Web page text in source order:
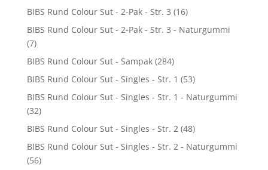
BIBS Rund Colour Sut - 2-Pak - Str. 3 (16)
BIBS Rund Colour Sut - 2-Pak - Str. 3 - Naturgummi
(7)
BIBS Rund Colour Sut - Sampak (284)
BIBS Rund Colour Sut - Singles - Str. 1 (53)
BIBS Rund Colour Sut - Singles - Str. 1 - Naturgummi
(32)
BIBS Rund Colour Sut - Singles - Str. 2 (48)
BIBS Rund Colour Sut - Singles - Str. 2 - Naturgummi
(56)